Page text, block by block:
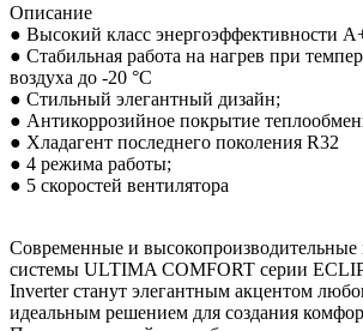
Описание
● Высокий класс энергоэффективности
● Стабильная работа на нагрев при
воздуха до -20 °C
● Стильный элегантный дизайн;
● Антикоррозийное покрытие
● Хладагент последнего поколения R32
● 4 режима работы;
● 5 скоростей вентилятора
Современные и высокопроизводительные
системы ULTIMA COMFORT серии
Inverter станут элегантным акцентом
идеальным решением для создания